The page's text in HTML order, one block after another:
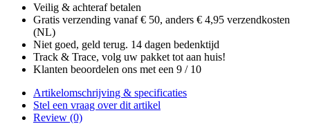
Veilig & achteraf betalen
Gratis verzending vanaf € 50, anders € 4,95 verzendkosten
(NL)
Niet goed, geld terug. 14 dagen bedenktijd
Track & Trace, volg uw pakket tot aan huis!
Klanten beoordelen ons met een 9 / 10
Artikelomschrijving & specificaties
Stel een vraag over dit artikel
Review (0)